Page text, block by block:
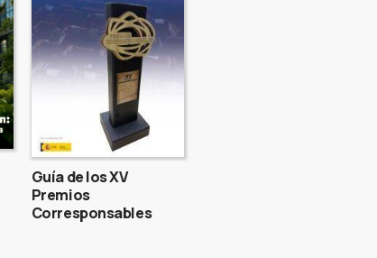
Guía de los XV
Premios
Corresponsables